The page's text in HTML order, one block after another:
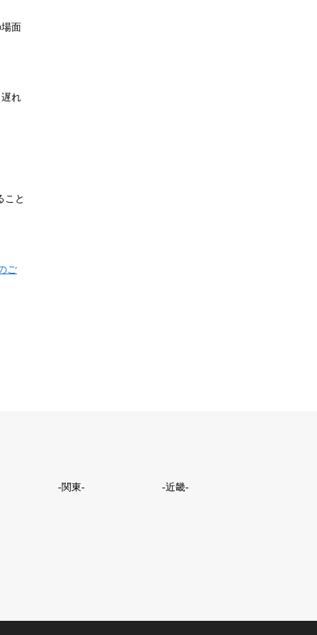
面
れ
こと
ご
-関東- -近畿-